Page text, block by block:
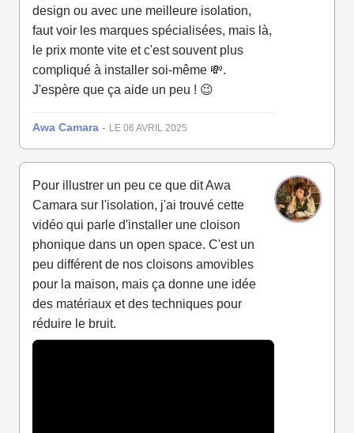
design ou avec une meilleure isolation,
faut voir les marques spécialisées, mais là,
le prix monte vite et c'est souvent plus
compliqué à installer soi-même 💸.
J'espère que ça aide un peu ! 😉
Awa Camara - LE 06 AVRIL 2025
Pour illustrer un peu ce que dit Awa
Camara sur l'isolation, j'ai trouvé cette
vidéo qui parle d'installer une cloison
phonique dans un open space. C'est un
peu différent de nos cloisons amovibles
pour la maison, mais ça donne une idée
des matériaux et des techniques pour
réduire le bruit.